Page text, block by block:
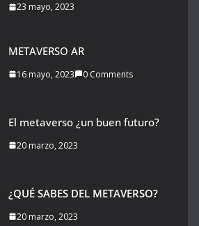
23 mayo, 2023
METAVERSO AR
16 mayo, 2023 0 Comments
El metaverso ¿un buen futuro?
20 marzo, 2023
¿QUÉ SABES DEL METAVERSO?
20 marzo, 2023